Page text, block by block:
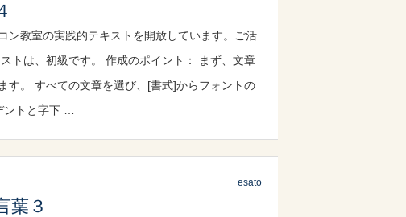
教室の実践的テキストを開放しています。ご活
トは、初級です。 作成のポイント： まず、文章
す。 すべての文章を選び、[書式]からフォントの
トと字下 …
esato
葉３